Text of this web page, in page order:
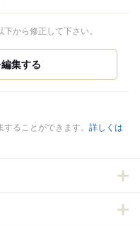
から修正して下さい。
ることができます。 詳しくは